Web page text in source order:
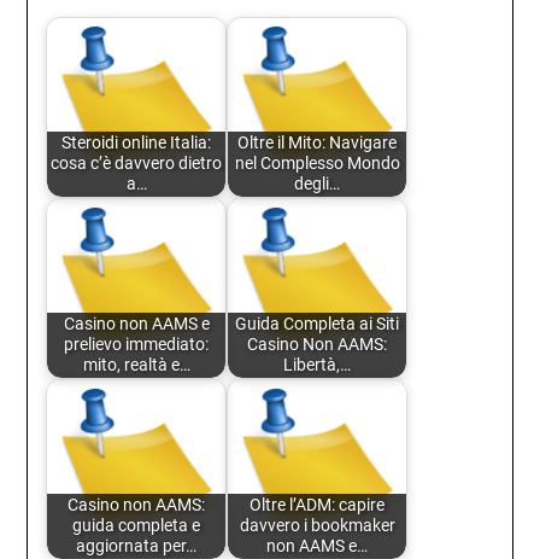
Steroidi online Italia:
cosa c’è davvero dietro
a…
Oltre il Mito: Navigare
nel Complesso Mondo
degli…
Casino non AAMS e
prelievo immediato:
mito, realtà e…
Guida Completa ai Siti
Casino Non AAMS:
Libertà,…
Casino non AAMS:
guida completa e
aggiornata per…
Oltre l’ADM: capire
davvero i bookmaker
non AAMS e…